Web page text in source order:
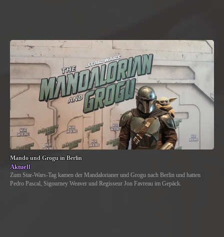
Mando und Grogu in Berlin
Aktuell
Zum Star-Wars-Tag kamen der Mandalorianer und Grogu nach Berlin und hatten
Pedro Pascal, Sigourney Weaver und Regisseur Jon Favreau im Gepäck.